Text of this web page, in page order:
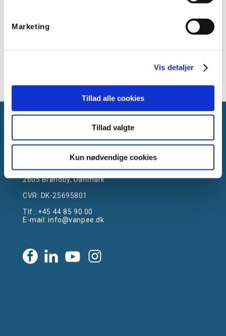
Marketing
Vis detaljer
Tillad alle cookies
Tillad valgte
Kun nødvendige cookies
Gammelager 15
2605 Brøndby, Danmark
CVR: DK-25695801
Tlf.: +45 44 85 90 00
E-mail:info@vanpee.dk